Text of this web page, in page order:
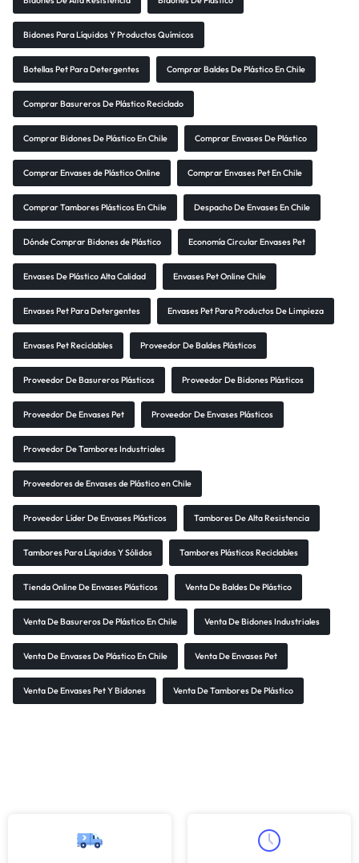
Bidones Para Líquidos Y Productos Químicos
Botellas Pet Para Detergentes Comprar Baldes De Plástico En Chile
Comprar Basureros De Plástico Reciclado
Comprar Bidones De Plástico En Chile Comprar Envases De Plástico
Comprar Envases de Plástico Online Comprar Envases Pet En Chile
Comprar Tambores Plásticos En Chile Despacho De Envases En Chile
Dónde Comprar Bidones de Plástico Economía Circular Envases Pet
Envases De Plástico Alta Calidad Envases Pet Online Chile
Envases Pet Para Detergentes Envases Pet Para Productos De Limpieza
Envases Pet Reciclables Proveedor De Baldes Plásticos
Proveedor De Basureros Plásticos Proveedor De Bidones Plásticos
Proveedor De Envases Pet Proveedor De Envases Plásticos
Proveedor De Tambores Industriales
Proveedores de Envases de Plástico en Chile
Proveedor Líder De Envases Plásticos Tambores De Alta Resistencia
Tambores Para Líquidos Y Sólidos Tambores Plásticos Reciclables
Tienda Online De Envases Plásticos Venta De Baldes De Plástico
Venta De Basureros De Plástico En Chile Venta De Bidones Industriales
Venta De Envases De Plástico En Chile Venta De Envases Pet
Venta De Envases Pet Y Bidones Venta De Tambores De Plástico